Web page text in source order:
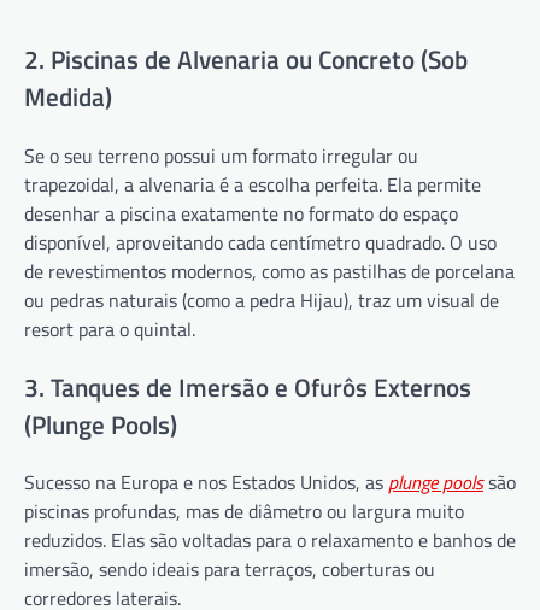
2. Piscinas de Alvenaria ou Concreto (Sob
Medida)
Se o seu terreno possui um formato irregular ou
trapezoidal, a alvenaria é a escolha perfeita. Ela permite
desenhar a piscina exatamente no formato do espaço
disponível, aproveitando cada centímetro quadrado. O uso
de revestimentos modernos, como as pastilhas de porcelana
ou pedras naturais (como a pedra Hijau), traz um visual de
resort para o quintal.
3. Tanques de Imersão e Ofurôs Externos
(Plunge Pools)
Sucesso na Europa e nos Estados Unidos, as plunge poolssão
piscinas profundas, mas de diâmetro ou largura muito
reduzidos. Elas são voltadas para o relaxamento e banhos de
imersão, sendo ideais para terraços, coberturas ou
corredores laterais.